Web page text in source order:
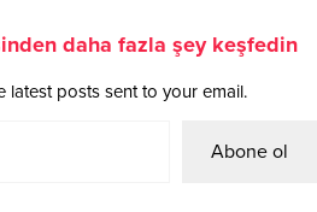
daha fazla şey keşfedin
latest posts sent to your email.
Abone ol